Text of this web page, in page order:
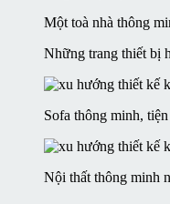
Một toà nhà thông
Những trang thiết bị
Sofa thông minh,
Nội thất thông minh